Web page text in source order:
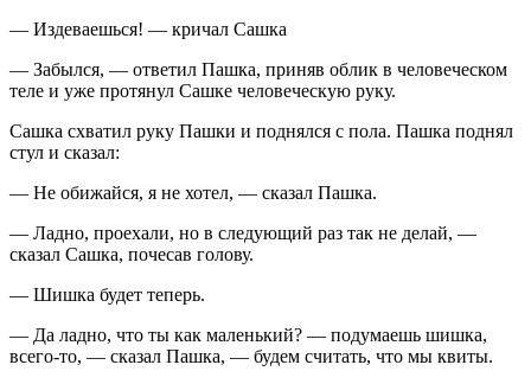
— Издеваешься! — кричал Сашка
— Забылся, — ответил Пашка, приняв облик в человеческом
теле и уже протянул Сашке человеческую руку.
Сашка схватил руку Пашки и поднялся с пола. Пашка поднял
стул и сказал:
— Не обижайся, я не хотел, — сказал Пашка.
— Ладно, проехали, но в следующий раз так не делай, —
сказал Сашка, почесав голову.
— Шишка будет теперь.
— Да ладно, что ты как маленький? — подумаешь шишка,
всего-то, — сказал Пашка, — будем считать, что мы квиты.